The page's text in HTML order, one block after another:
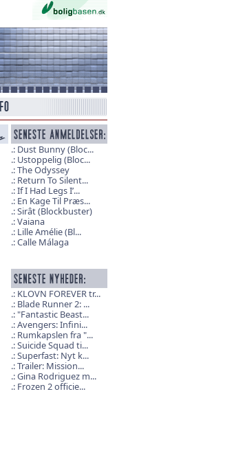
Dust Bunny (Bloc...
Ustoppelig (Bloc...
The Odyssey
Return To Silent...
If I Had Legs I’...
En Kage Til Præs...
Sirât (Blockbuster)
Vaiana
Lille Amélie (Bl...
Calle Málaga
KLOVN FOREVER tr...
Blade Runner 2: ...
"Fantastic Beast...
Avengers: Infini...
Rumkapslen fra "...
Suicide Squad ti...
Superfast: Nyt k...
Trailer: Mission...
Gina Rodriguez m...
Frozen 2 officie...